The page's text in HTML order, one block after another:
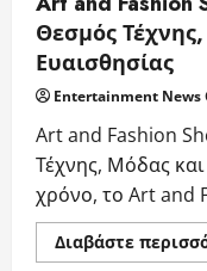
Θεσμός
Ευαισθησίας
Entertainment News
Art and Fashion
Τέχνης, Μόδας
χρόνο, το Art and
Διαβάστε